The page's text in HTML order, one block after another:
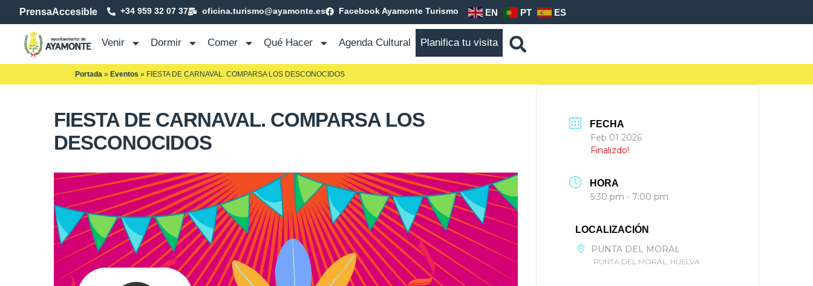
PrensaAccesible +34 959 32 07 37 oficina.turismo@ayamonte.es Facebook Ayamonte Turismo EN PT ES
Venir Dormir Comer Qué Hacer Agenda Cultural Planifica tu visita
Portada » Eventos » FIESTA DE CARNAVAL. COMPARSA LOS DESCONOCIDOS
FIESTA DE CARNAVAL. COMPARSA LOS
DESCONOCIDOS
FECHA
Feb 01 2026
Finalizdo!
HORA
5:30 pm - 7:00 pm
LOCALIZACIÓN
PUNTA DEL MORAL
PUNTA DEL MORAL, HUELVA